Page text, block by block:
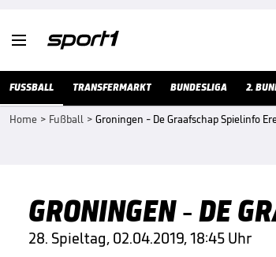

FUSSBALL TRANSFERMARKT BUNDESLIGA 2.
Home > Fußball > Groningen - De Graafschap Spielinfo
GRONINGEN - DE
28. Spieltag, 02.04.2019, 18:45 Uhr